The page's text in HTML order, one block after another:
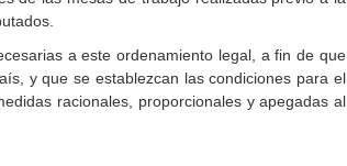
a este ordenamiento legal, a fin de que
y que se establezcan las condiciones para el
racionales, proporcionales y apegadas al